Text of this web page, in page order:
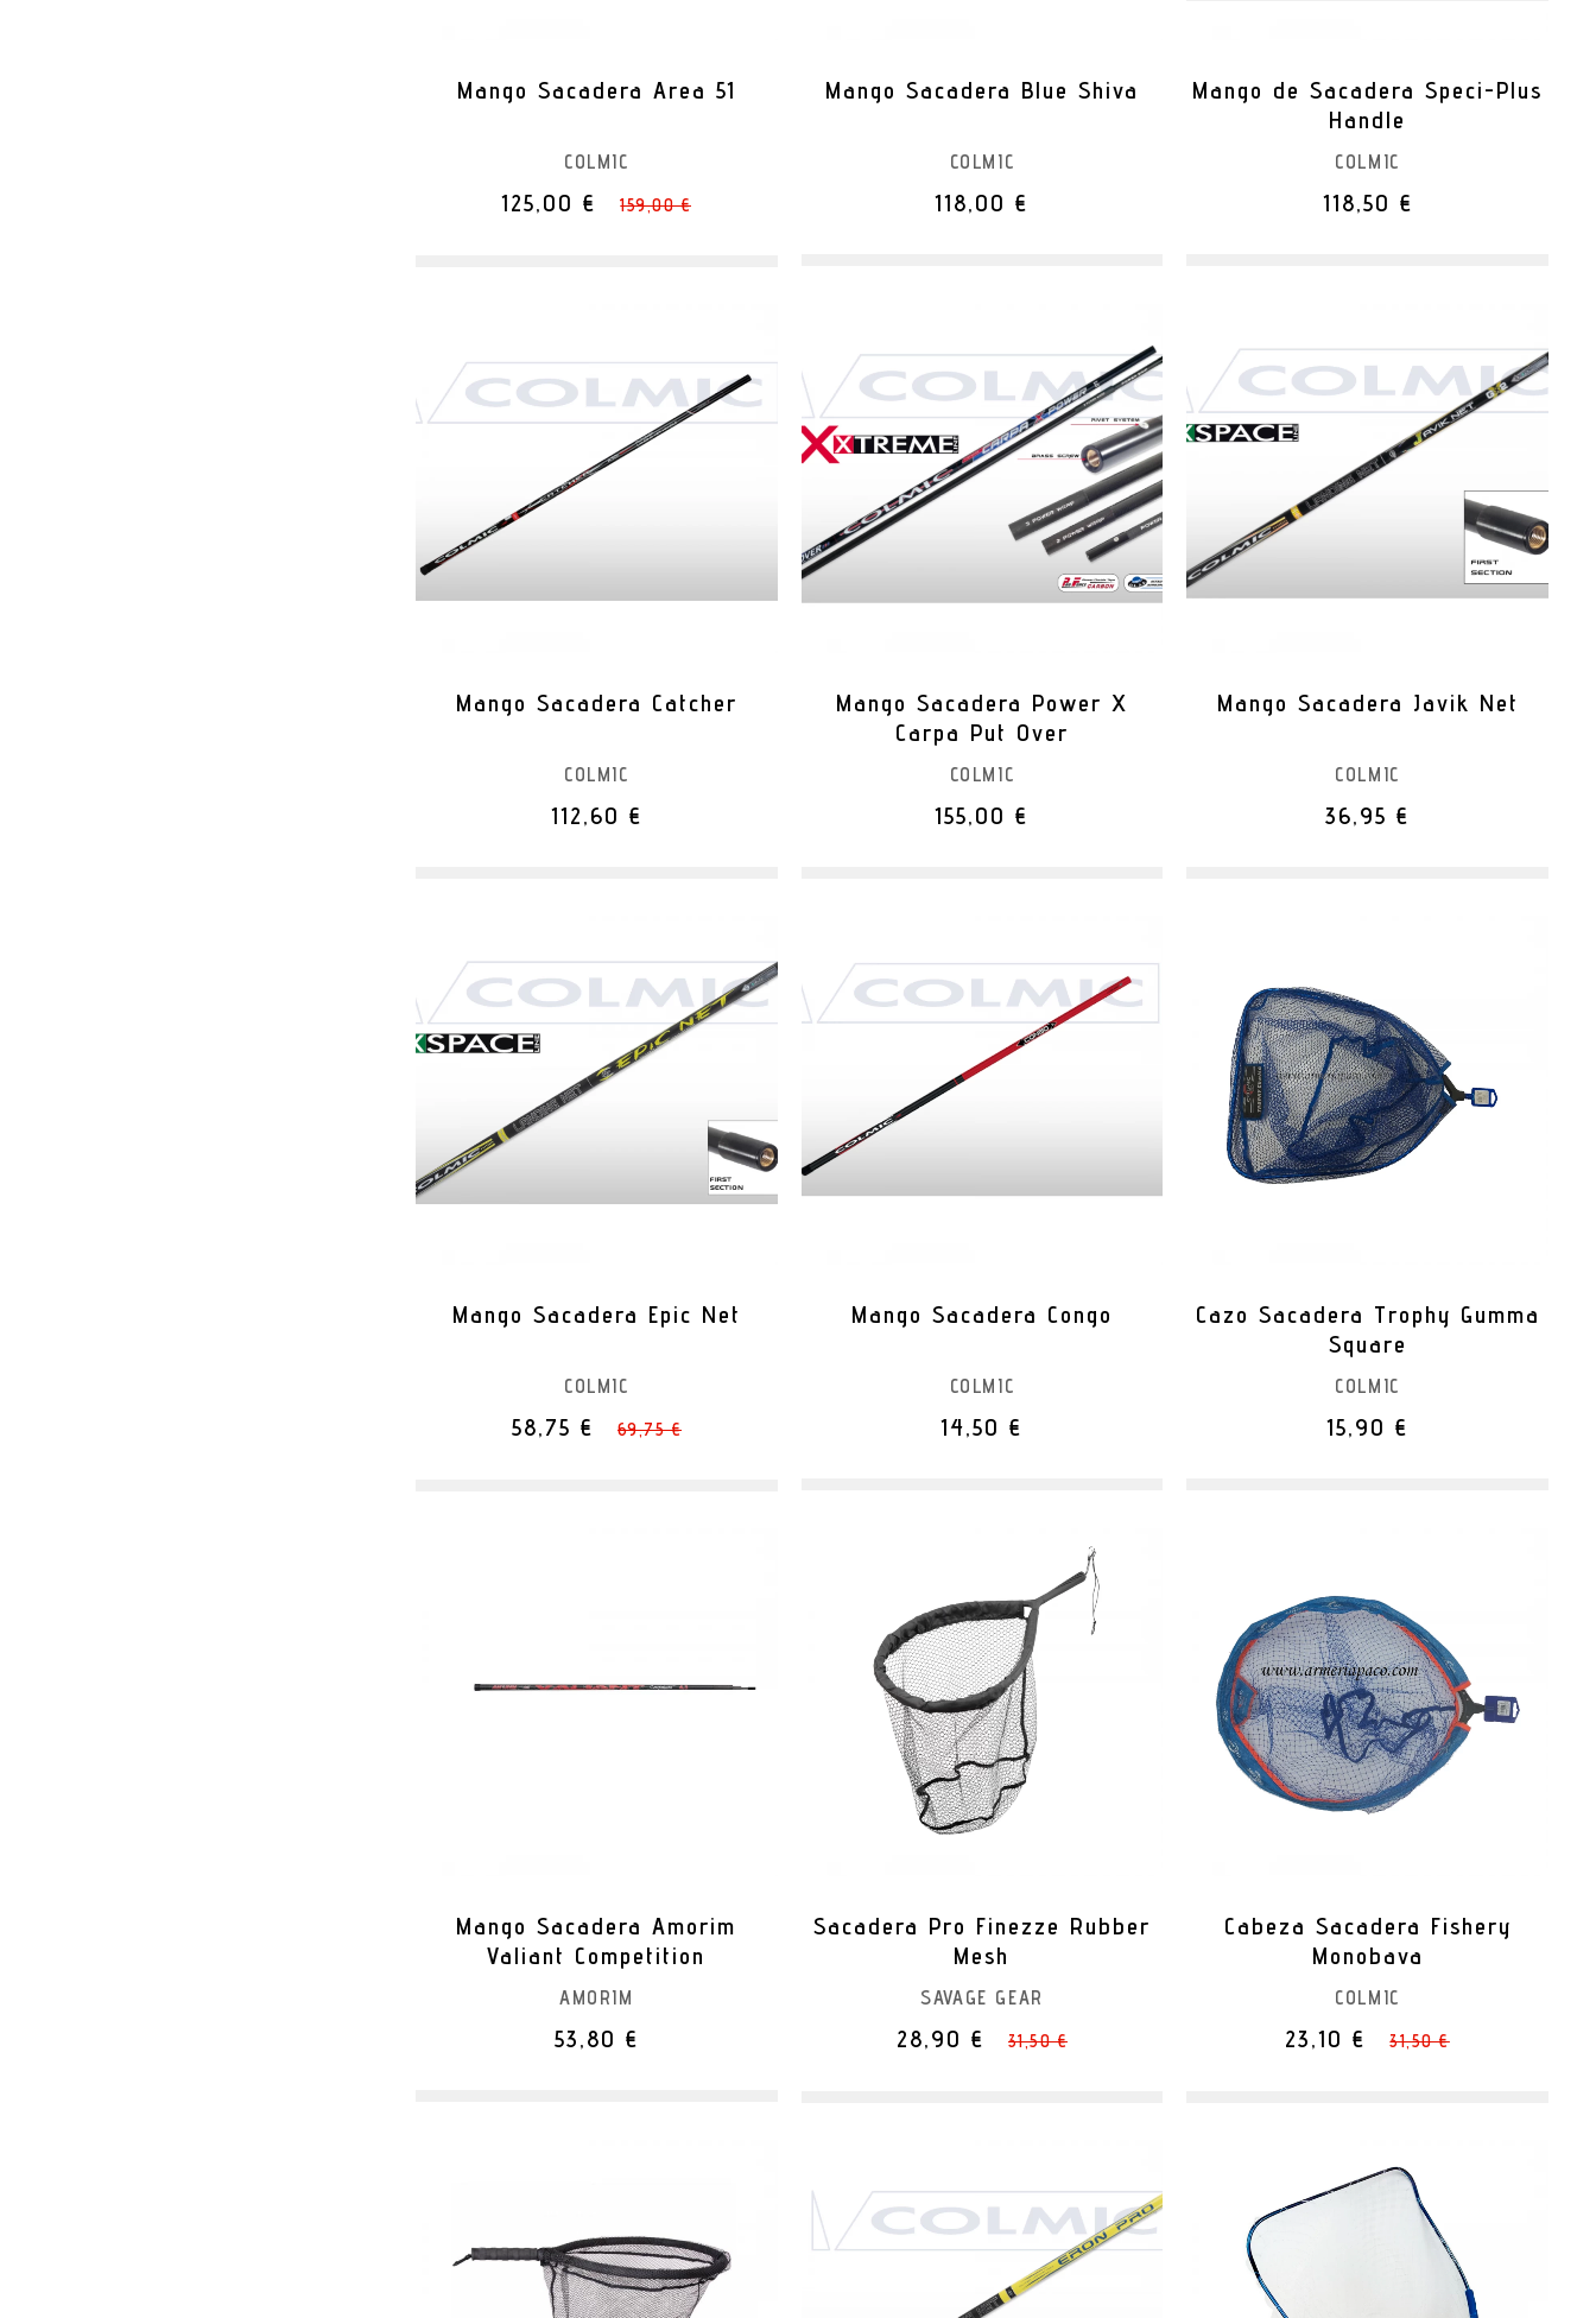
Mango Sacadera Area 51
COLMIC
125,00 € 159,00 €
Mango Sacadera Blue Shiva
COLMIC
118,00 €
Mango de Sacadera Speci-Plus
Handle
COLMIC
118,50 €
Mango Sacadera Catcher
COLMIC
112,60 €
Mango Sacadera Power X
Carpa Put Over
COLMIC
155,00 €
Mango Sacadera Javik Net
COLMIC
36,95 €
Mango Sacadera Epic Net
COLMIC
58,75 € 69,75 €
Mango Sacadera Congo
COLMIC
14,50 €
Cazo Sacadera Trophy Gumma
Square
COLMIC
15,90 €
Mango Sacadera Amorim
Valiant Competition
AMORIM
53,80 €
Sacadera Pro Finezze Rubber
Mesh
SAVAGE GEAR
28,90 € 31,50 €
Cabeza Sacadera Fishery
Monobava
COLMIC
23,10 € 31,50 €